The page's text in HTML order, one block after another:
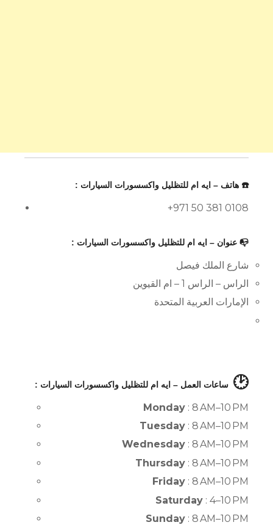
☎️ هاتف – ايه ام للتظليل واكسسورات السيارات :
+971 50 381 0108
📭 عنوان – ايه ام للتظليل واكسسورات السيارات :
شارع الملك فيصل
الراس – الراس 1 – ام القيوين
الإمارات العربية المتحدة
🕑 ساعات العمل – ايه ام للتظليل واكسسورات السيارات :
Monday : 8 AM–10 PM
Tuesday : 8 AM–10 PM
Wednesday : 8 AM–10 PM
Thursday : 8 AM–10 PM
Friday : 8 AM–10 PM
Saturday : 4–10 PM
Sunday : 8 AM–10 PM